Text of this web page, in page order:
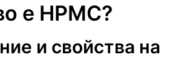
е HPMC?
и свойства на